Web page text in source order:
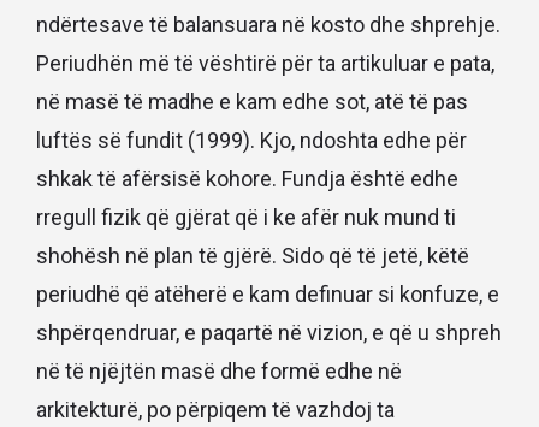
ndërtesave të balansuara në kosto dhe shprehje.
Periudhën më të vështirë për ta artikuluar e pata,
në masë të madhe e kam edhe sot, atë të pas
luftës së fundit (1999). Kjo, ndoshta edhe për
shkak të afërsisë kohore. Fundja është edhe
rregull fizik që gjërat që i ke afër nuk mund ti
shohësh në plan të gjërë. Sido që të jetë, këtë
periudhë që atëherë e kam definuar si konfuze, e
shpërqendruar, e paqartë në vizion, e që u shpreh
në të njëjtën masë dhe formë edhe në
arkitekturë, po përpiqem të vazhdoj ta